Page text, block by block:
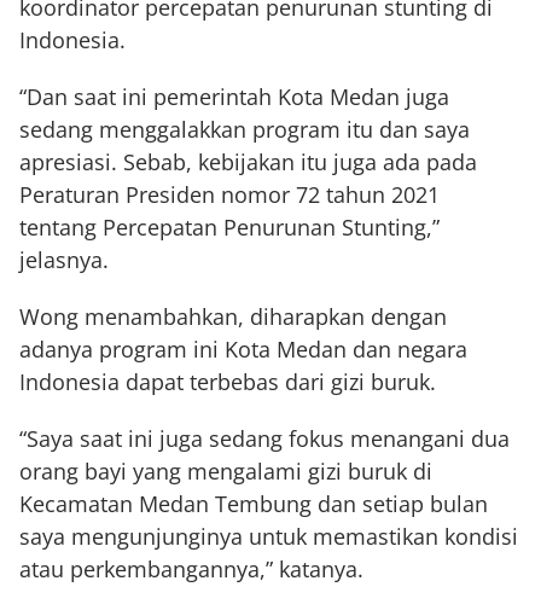
koordinator percepatan penurunan stunting di
Indonesia.
“Dan saat ini pemerintah Kota Medan juga
sedang menggalakkan program itu dan saya
apresiasi. Sebab, kebijakan itu juga ada pada
Peraturan Presiden nomor 72 tahun 2021
tentang Percepatan Penurunan Stunting,”
jelasnya.
Wong menambahkan, diharapkan dengan
adanya program ini Kota Medan dan negara
Indonesia dapat terbebas dari gizi buruk.
“Saya saat ini juga sedang fokus menangani dua
orang bayi yang mengalami gizi buruk di
Kecamatan Medan Tembung dan setiap bulan
saya mengunjunginya untuk memastikan kondisi
atau perkembangannya,” katanya.